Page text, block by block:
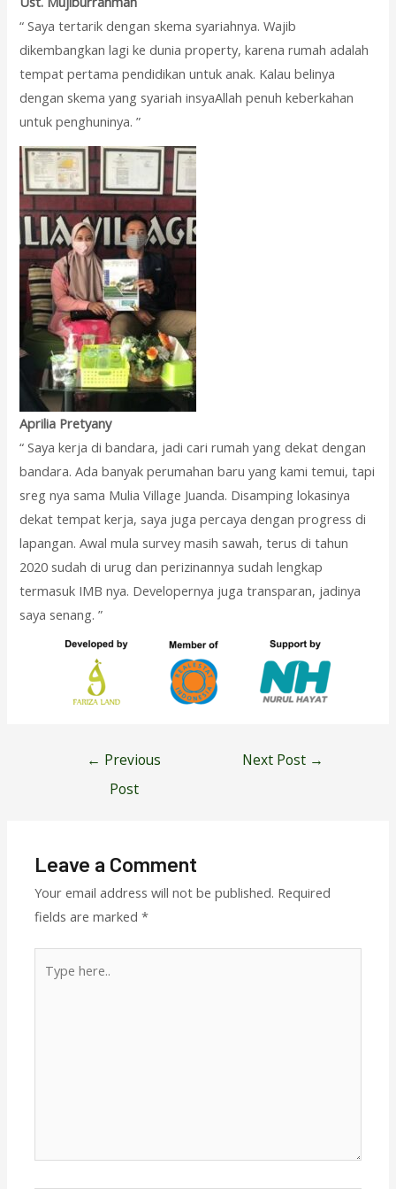
“ Saya tertarik dengan skema syariahnya. Wajib
dikembangkan lagi ke dunia property, karena rumah adalah
tempat pertama pendidikan untuk anak. Kalau belinya
dengan skema yang syariah insyaAllah penuh keberkahan
untuk penghuninya. ”
Aprilia Pretyany
“ Saya kerja di bandara, jadi cari rumah yang dekat dengan
bandara. Ada banyak perumahan baru yang kami temui, tapi
sreg nya sama Mulia Village Juanda. Disamping lokasinya
dekat tempat kerja, saya juga percaya dengan progress di
lapangan. Awal mula survey masih sawah, terus di tahun
2020 sudah di urug dan perizinannya sudah lengkap
termasuk IMB nya. Developernya juga transparan, jadinya
saya senang. ”
← Previous
Post
Next Post →
Leave a Comment
Your email address will not be published. Required
fields are marked*
here..